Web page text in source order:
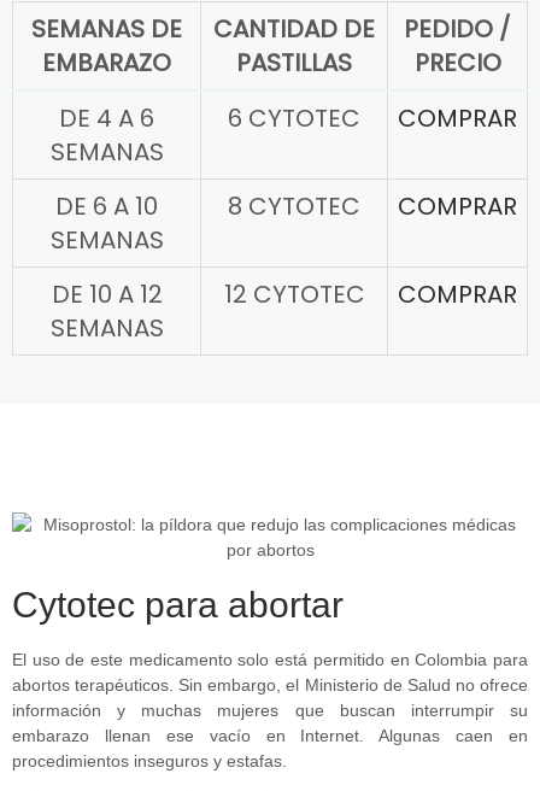
SEMANAS DE
EMBARAZO
CANTIDAD DE
PASTILLAS
PEDIDO /
PRECIO
DE 4 A 6
SEMANAS
6 CYTOTEC COMPRAR
DE 6 A 10
SEMANAS
8 CYTOTEC COMPRAR
DE 10 A 12
SEMANAS
12 CYTOTEC COMPRAR
Cytotec para abortar
El uso de este medicamento solo está permitido en Colombia para
abortos terapéuticos. Sin embargo, el Ministerio de Salud no ofrece
información y muchas mujeres que buscan interrumpir su
embarazo llenan ese vacío en Internet. Algunas caen en
procedimientos inseguros y estafas.